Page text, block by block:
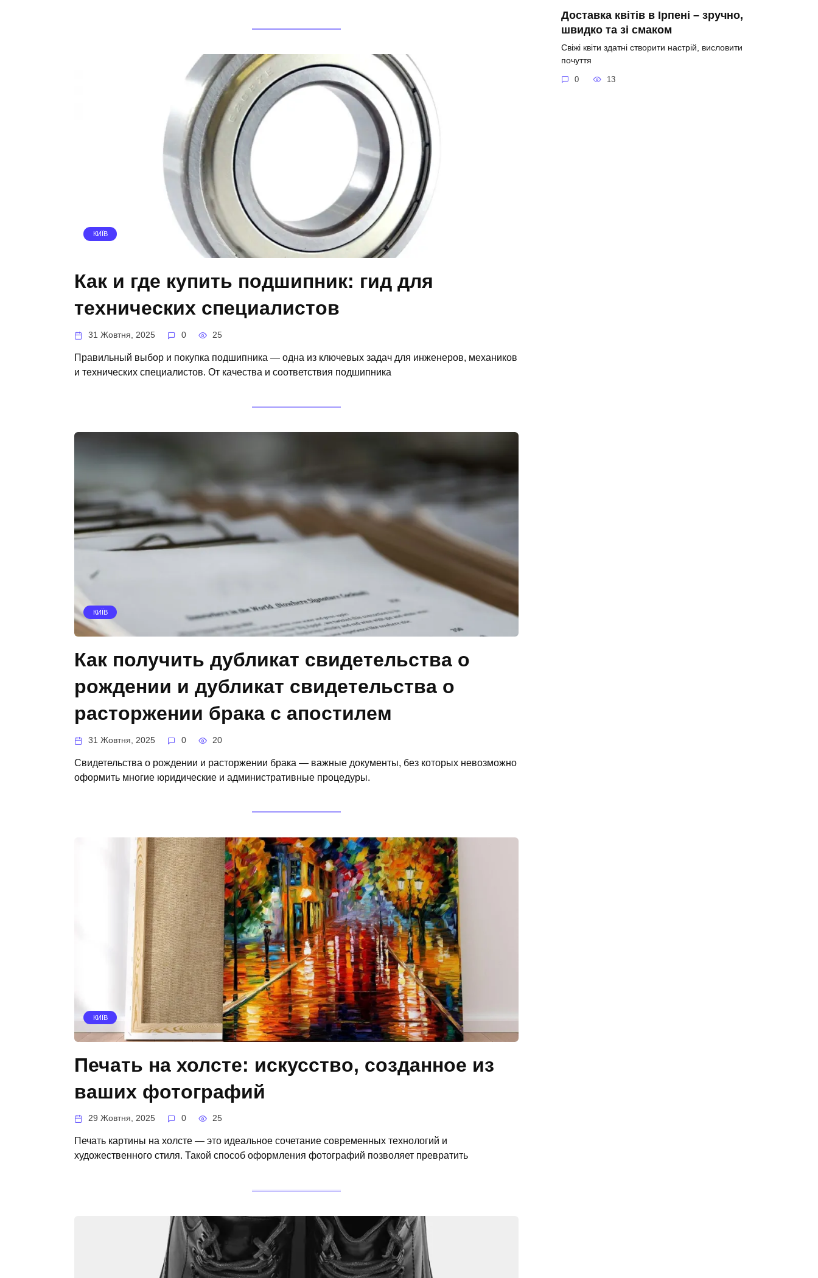
КИЇВ
Как и где купить подшипник: гид для
технических специалистов
31 Жовтня, 2025 0 25
Правильный выбор и покупка подшипника — одна из ключевых задач для инженеров, механиков
и технических специалистов. От качества и соответствия подшипника
КИЇВ
Как получить дубликат свидетельства о
рождении и дубликат свидетельства о
расторжении брака с апостилем
31 Жовтня, 2025 0 20
Свидетельства о рождении и расторжении брака — важные документы, без которых невозможно
оформить многие юридические и административные процедуры.
КИЇВ
Печать на холсте: искусство, созданное из
ваших фотографий
29 Жовтня, 2025 0 25
Печать картины на холсте — это идеальное сочетание современных технологий и
художественного стиля. Такой способ оформления фотографий позволяет превратить
Доставка квітів в Ірпені – зручно,
швидко та зі смаком
Свіжі квіти здатні створити настрій, висловити
почуття
0 13